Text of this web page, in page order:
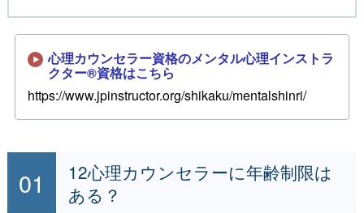
心理カウンセラー資格のメンタル心理インストラ
クター®資格はこちら
https://www.jpinstructor.org/shikaku/mentalshinri/
12心理カウンセラーに年齢制限は
ある？